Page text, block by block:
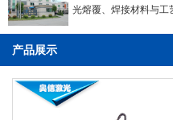
光熔覆、焊接材料与工
产品展示